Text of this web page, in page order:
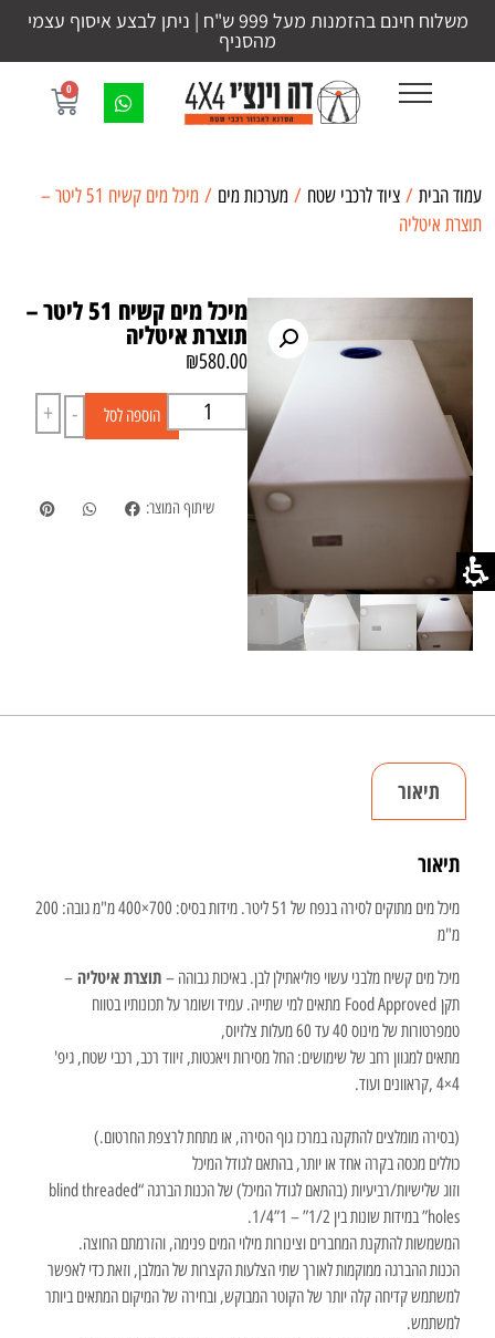
משלוח חינם בהזמנות מעל 999 ש"ח | ניתן לבצע איסוף עצמי
מהסניף
0
עמוד הבית / ציוד לרכבי שטח / מערכות מים
/ מיכל מים קשיח 51 ליטר –
תוצרת איטליה
מיכל מים קשיח 51 ליטר –
תוצרת איטליה
₪580.00
-
+ הוספה לסל
שיתוף המוצר:
תיאור
תיאור
מיכל מים מתוקים לסירה בנפח של 51 ליטר. מידות בסיס: 700×400 מ"מ גובה: 200
מ"מ
מיכל מים קשיח מלבני עשוי פוליאתילן לבן. באיכות גבוהה – תוצרת איטליה –
תקן Food Approved מתאים למי שתייה. עמיד ושומר על תכונותיו בטווח
טמפרטורות של מינוס 40 עד 60 מעלות צלזיוס,
מתאים למגוון רחב של שימושים: החל מסירות ויאכטות, זיווד רכב, רכבי שטח, גיפ'
4×4 ,קראוונים ועוד.
(בסירה מומלצים להתקנה במרכז גוף הסירה, או מתחת לרצפת החרטום.)
כוללים מכסה בקרה אחד או יותר, בהתאם לגודל המיכל
וזוג שלישיות/רביעיות (בהתאם לגודל המיכל) של הכנות הברגה “blind threaded
holes” במידות שונות בין 1/2” – 1”1/4.
המשמשות להתקנת המחברים וצינורות מילוי המים פנימה, והזרמתם החוצה.
הכנות ההברגה ממוקמות לאורך שתי הצלעות הקצרות של המלבן, וזאת כדי לאפשר
למשתמש קדיחה קלה יותר של הקוטר המבוקש, ובחירה של המיקום המתאים ביותר
למשתמש.